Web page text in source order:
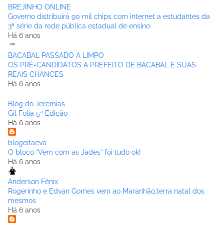
BREJINHO ONLINE
Governo distribuirá 90 mil chips com internet a estudantes da
3ª série da rede pública estadual de ensino
Há 6 anos
BACABAL PASSADO A LIMPO
OS PRÉ-CANDIDATOS A PREFEITO DE BACABAL E SUAS
REAIS CHANCES
Há 6 anos
Blog do Jeremias
Gil Folia 5ª Edição
Há 6 anos
blogeitaeva
O bloco “Vem com as Jades” foi tudo ok!
Há 6 anos
Anderson Fênix
Rogerinho e Edvan Gomes vem ao Maranhão,terra natal dos
mesmos
Há 6 anos